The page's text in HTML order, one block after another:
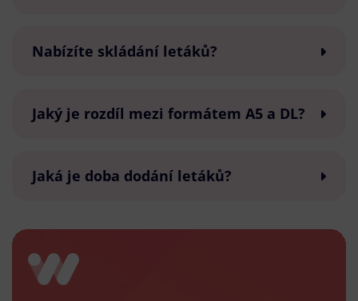
Nabízíte skládání letáků?
Jaký je rozdíl mezi formátem A5 a DL?
Jaká je doba dodání letáků?